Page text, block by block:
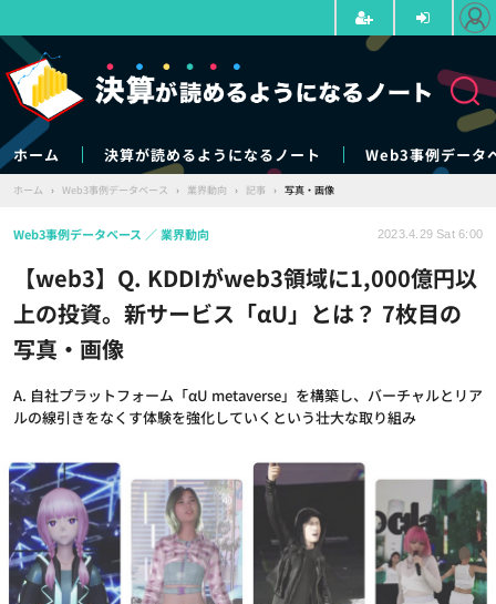
ホーム 決算が読めるようになるノート Web3事例データ
ホーム › Web3事例データベース › 業界動向 › 記事 › 写真・画像
【web3】Q. KDDIがweb3領域に1,000億円以
上の投資。新サービス「αU」とは？ 7枚目の
写真・画像
A. 自社プラットフォーム「αU metaverse」を構築し、バーチャルとリア
ルの線引きをなくす体験を強化していくという壮大な取り組み
Web3事例データベース 業界動向 2023.4.29 Sat 6:00